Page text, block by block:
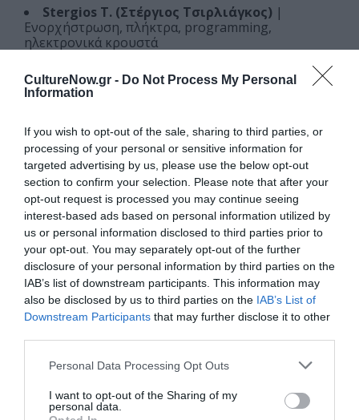
CultureNow.gr - Do Not Process My Personal
Information
If you wish to opt-out of the sale, sharing to third parties, or
processing of your personal or sensitive information for
targeted advertising by us, please use the below opt-out
section to confirm your selection. Please note that after your
opt-out request is processed you may continue seeing
interest-based ads based on personal information utilized by
us or personal information disclosed to third parties prior to
your opt-out. You may separately opt-out of the further
disclosure of your personal information by third parties on the
IAB’s list of downstream participants. This information may
also be disclosed by us to third parties on the IAB’s List of
Downstream Participants that may further disclose it to other
Personal Data Processing Opt Outs
I want to opt-out of the Sharing of my
personal data.
Stergios T. (Στέργιος Τσιρλιάγκος) |
Ενορχήστρωση, πλήκτρα, programming,
ηλεκτρονικά κρουστά
Μιχάλης Πορφύρης | Βιολοντσέλο
Μιχάλης Παπαπέτρου | Μουσική διεύθυνση
(Σιωπηλών Σπαράγματα), πλήκτρα
Δημήτρης Μπουρμπούλης| Σχεδιασμός Ήχου
Δημήτρης Κουτάς| Σχεδιασμός Φωτισμού
Συμπαραγωγή:
Φεστιβάλ Αθηνών Επιδαύρου
Τεχνότροπον – Artway Cultural Productions
Διαβάστε επίσης:
για το Ηρώδειο
Φεστιβάλ Αθηνών Επιδαύρου 2026: Τι θα δούμε το
καλοκαίρι στο Αρχαίο Θέατρο στην Επίδαυρο